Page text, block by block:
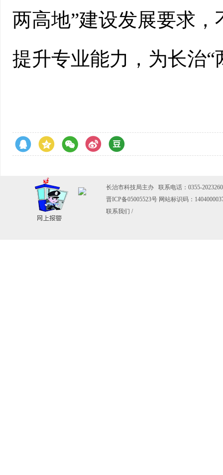
两高地”建设发展要求
提升专业能力，为长治
长治市科技局主办 联系电话：0355-2023260
晋ICP备05005523号 网站标识码：
联系我们 /